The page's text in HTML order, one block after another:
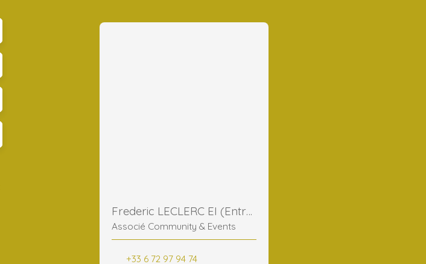
Frederic LECLERC EI (Entreprise Individuelle)
Associé Community & Events
+33 6 72 97 94 74